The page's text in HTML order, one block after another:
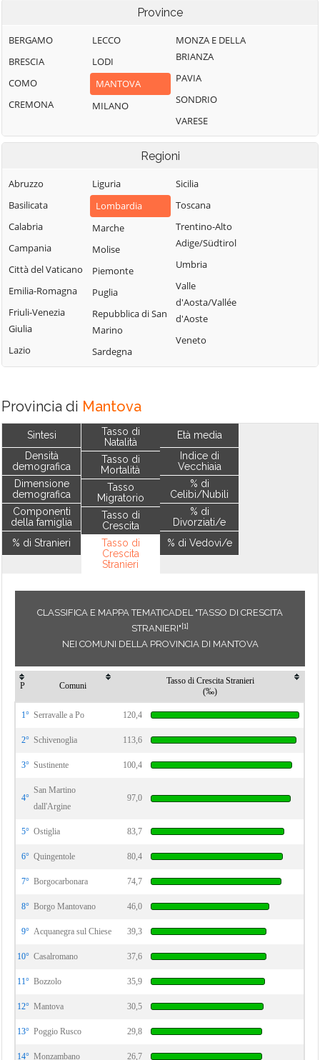
Province
BERGAMO
BRESCIA
COMO
CREMONA
LECCO
LODI
MANTOVA
MILANO
MONZA E DELLA
BRIANZA
PAVIA
SONDRIO
VARESE
Regioni
Abruzzo
Basilicata
Calabria
Campania
Città del Vaticano
Emilia-Romagna
Friuli-Venezia
Giulia
Lazio
Liguria
Lombardia
Marche
Molise
Piemonte
Puglia
Repubblica di San
Marino
Sardegna
Sicilia
Toscana
Trentino-Alto
Adige/Südtirol
Umbria
Valle
d'Aosta/Vallée
d'Aoste
Veneto
Provincia di Mantova
Sintesi
Densità
demografica
Dimensione
demografica
Componenti
della famiglia
% di Stranieri
Tasso di
Natalità
Tasso di
Mortalità
Tasso
Migratorio
Tasso di
Crescita
Tasso di
Crescita
Stranieri
Età media
Indice di
Vecchiaia
% di
Celibi/Nubili
% di
Divorziati/e
% di Vedovi/e
CLASSIFICA E MAPPA TEMATICADEL "TASSO DI CRESCITA
STRANIERI"[1]
NEI COMUNI DELLA PROVINCIA DI MANTOVA
P Comuni
Tasso di Crescita Stranieri
(‰)
1° Serravalle a Po 120,4
2° Schivenoglia 113,6
3° Sustinente 100,4
4°
San Martino
dall'Argine
97,0
5° Ostiglia 83,7
6° Quingentole 80,4
7° Borgocarbonara 74,7
8° Borgo Mantovano 46,0
9° Acquanegra sul Chiese 39,3
10° Casalromano 37,6
11° Bozzolo 35,9
12° Mantova 30,5
13° Poggio Rusco 29,8
14° Monzambano 26,7